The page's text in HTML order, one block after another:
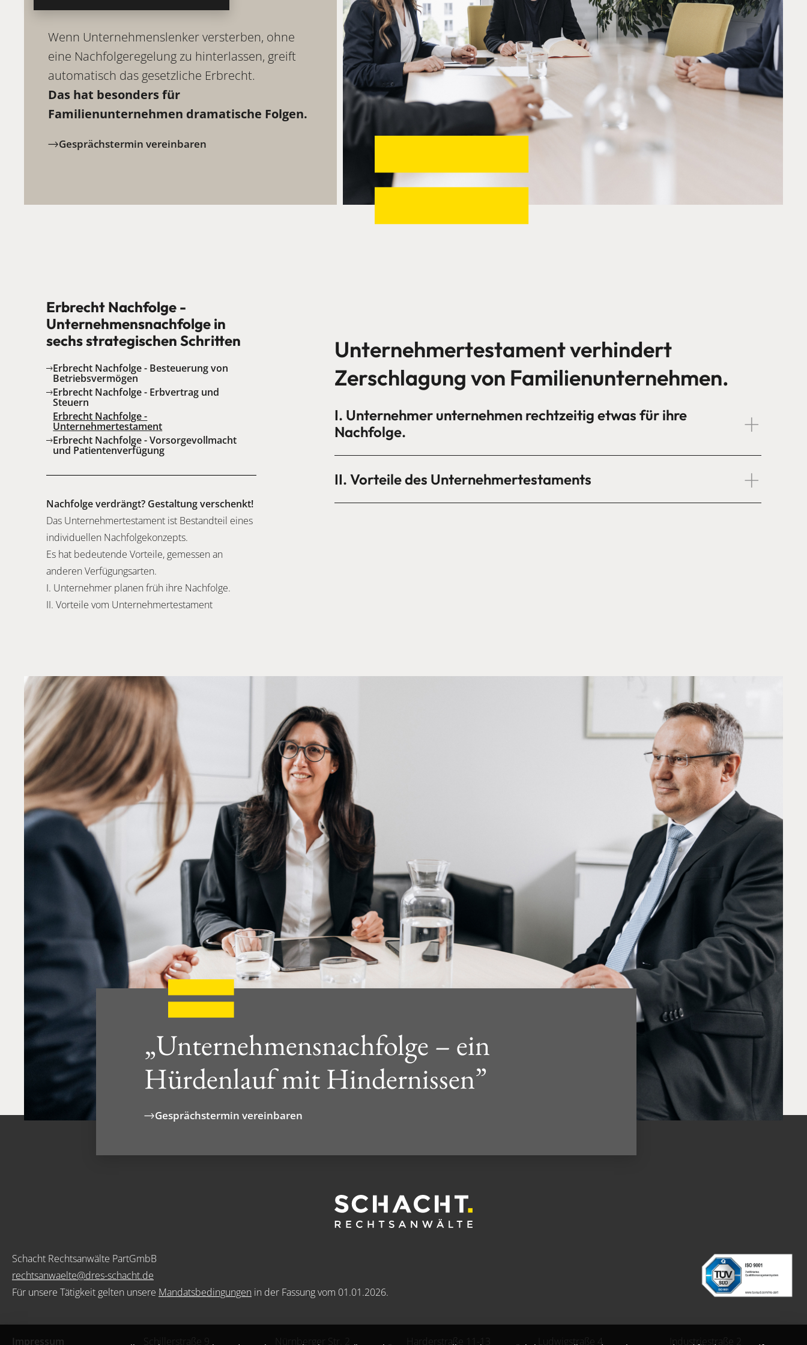
Wenn Unternehmenslenker versterben, ohne
eine Nachfolgeregelung zu hinterlassen, greift
automatisch das gesetzliche Erbrecht.
Das hat besonders für
Familienunternehmen dramatische Folgen.
Gesprächstermin vereinbaren
Unternehmertestament verhindert
Zerschlagung von Familienunternehmen.
I. Unternehmer unternehmen rechtzeitig etwas für ihre
Nachfolge.
II. Vorteile des Unternehmertestaments
Erbrecht Nachfolge -
Unternehmensnachfolge in
sechs strategischen Schritten
Erbrecht Nachfolge - Besteuerung von
Betriebsvermögen
Erbrecht Nachfolge - Erbvertrag und
Steuern
Erbrecht Nachfolge -
Unternehmertestament
Erbrecht Nachfolge - Vorsorgevollmacht
und Patientenverfügung
Nachfolge verdrängt? Gestaltung verschenkt!
Das Unternehmertestament ist Bestandteil eines
individuellen Nachfolgekonzepts.
Es hat bedeutende Vorteile, gemessen an
anderen Verfügungsarten.
I. Unternehmer planen früh ihre Nachfolge.
II. Vorteile vom Unternehmertestament
„Unternehmensnachfolge – ein
Hürdenlauf mit Hindernissen”
Gesprächstermin vereinbaren
Schacht Rechtsanwälte PartGmbB
rechtsanwaelte@dres-schacht.de
Für unsere Tätigkeit gelten unsere Mandatsbedingungen in der Fassung vom 01.01.2026.
Impressum Schillerstraße 9 Nürnberger Str. 2 Harderstraße 11-13 Ludwigstraße 4 Industriestraße 2